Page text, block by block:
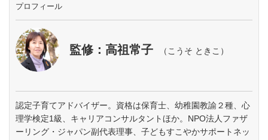
プロフィール
監修：高祖常子 （こうそ ときこ）
認定子育てアドバイザー。資格は保育士、幼稚園教諭２種、心
理学検定1級、キャリアコンサルタントほか。NPO法人ファザ
ーリング・ジャパン副代表理事、子どもすこやかサポートネッ